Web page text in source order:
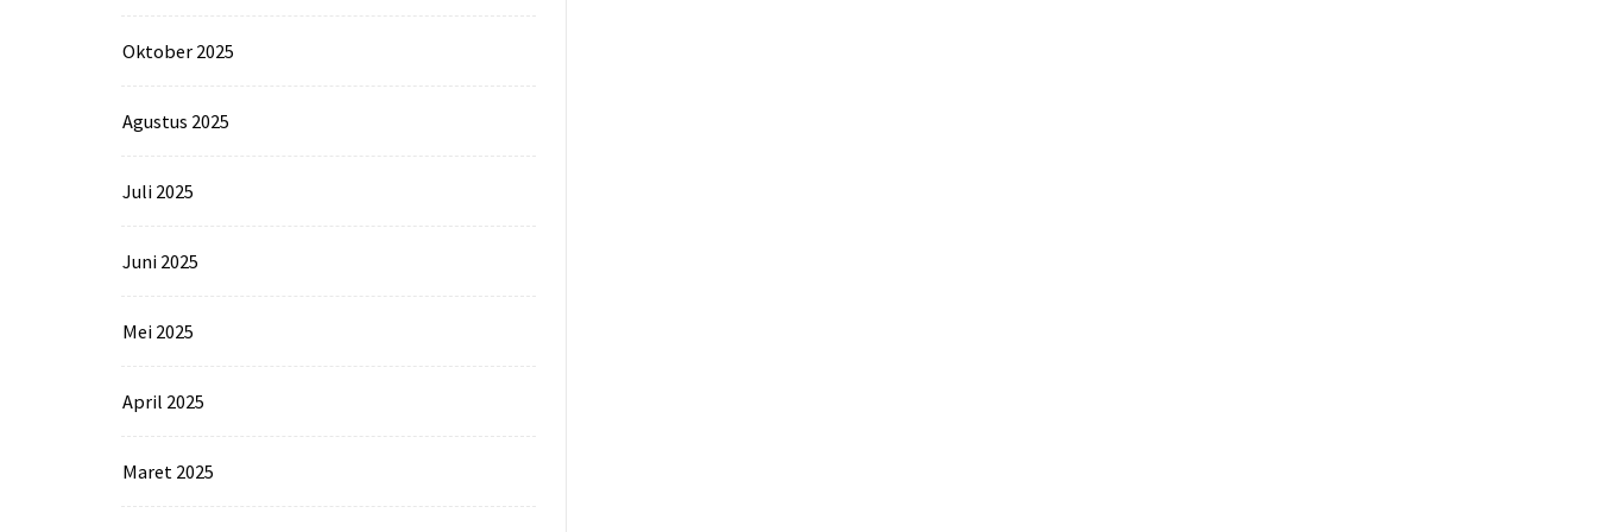
Oktober 2025
Agustus 2025
Juli 2025
Juni 2025
Mei 2025
April 2025
Maret 2025